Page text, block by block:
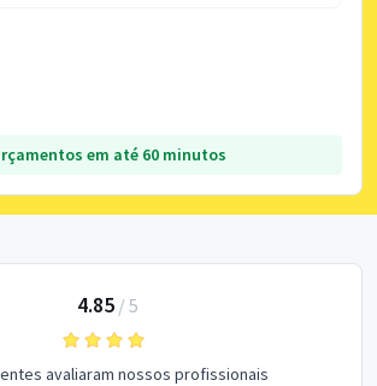
em até 60 minutos
4.85/ 5
avaliaram nossos profissionais